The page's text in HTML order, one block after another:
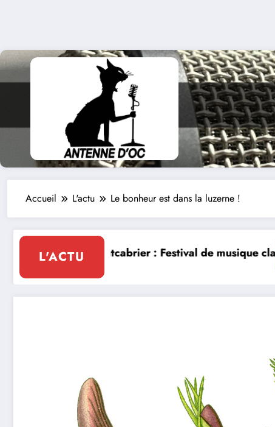
Accueil L'actu Le bonheur est dans la luzerne !
L'ACTU
classique le 8 et 9 août
La Thérapie Légendaire dimanche 9